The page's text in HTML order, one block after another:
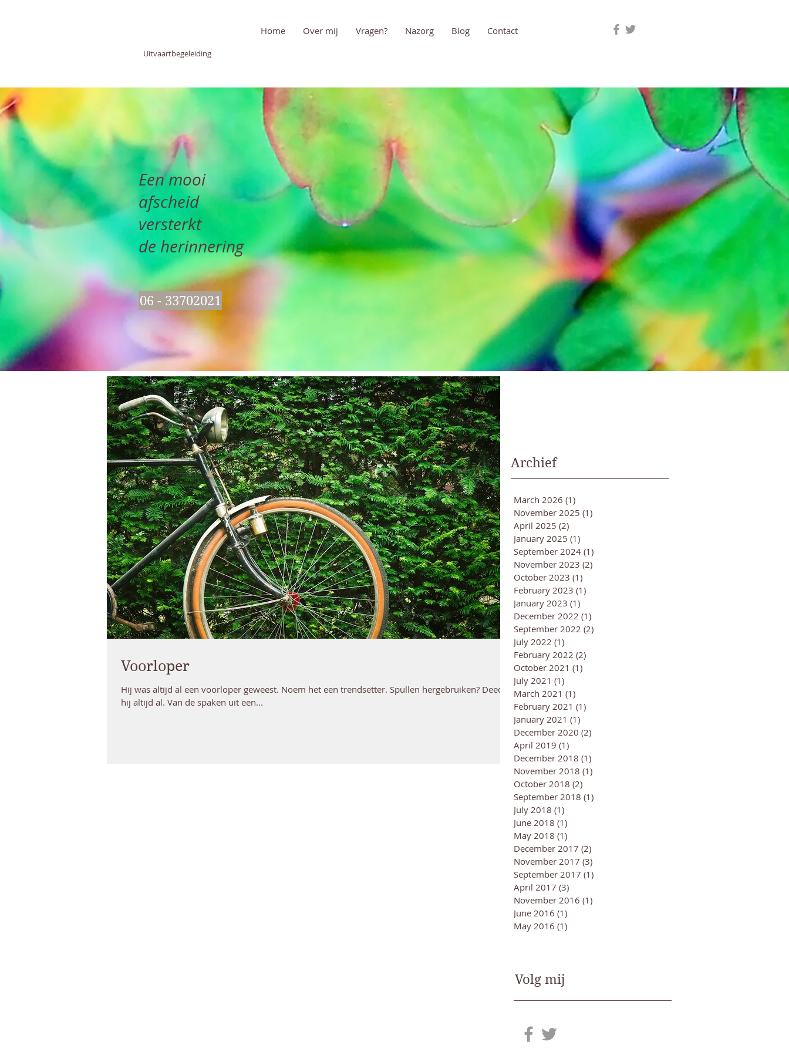
Uitvaartbegeleiding
Home Over mij Vragen? Nazorg Blog Contact
Een mooi
afscheid
versterkt
de herinnering
06 - 33702021
Voorloper
Hij was altijd al een voorloper geweest. Noem het een trendsetter. Spullen hergebruiken? Deed
hij altijd al. Van de spaken uit een...
Archief
March 2026 (1)
November 2025 (1)
April 2025 (2)
January 2025 (1)
September 2024 (1)
November 2023 (2)
October 2023 (1)
February 2023 (1)
January 2023 (1)
December 2022 (1)
September 2022 (2)
July 2022 (1)
February 2022 (2)
October 2021 (1)
July 2021 (1)
March 2021 (1)
February 2021 (1)
January 2021 (1)
December 2020 (2)
April 2019 (1)
December 2018 (1)
November 2018 (1)
October 2018 (2)
September 2018 (1)
July 2018 (1)
June 2018 (1)
May 2018 (1)
December 2017 (2)
November 2017 (3)
September 2017 (1)
April 2017 (3)
November 2016 (1)
June 2016 (1)
May 2016 (1)
Volg mij